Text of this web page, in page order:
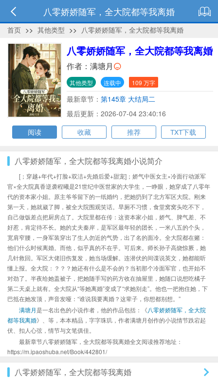
八零娇娇随军，全大院都等我离婚
首页 >> 其他类型 >> 八零娇娇随军，全大院都等我离婚
八零娇娇随军，全大院都等我离婚
作者： 满塘月
其他类型 连载中 109 万字
最新章节： 第145章 大结局二
最后更新：2026-07-04 23:40:16
阅读
收藏 推荐 TXT下载
八零娇娇随军，全大院都等我离婚小说简介
[；穿越+年代+打脸+双洁+先婚后爱+甜宠]；娇气中医女主×冷面行动派军
官×全大院真香逆袭程曦是21世纪中医世家的大学生，一睁眼，她穿成了八零年
代的资本家小姐。原主爷爷留下的一纸婚约，把她扔到了北方军区大院。刚来
第一天，她就崴了脚，被全大院围观笑话。旱厕不习惯，食堂窝窝头吃不下，
自己做饭差点把厨房点了。大院里都在传：这资本家小姐，娇气、脾气差、不
好惹，肯定待不长。她的丈夫秦岸，是军区最年轻的团长，一米八五的个头，
宽肩窄腰，一身军装穿出了生人勿近的气势，出了名的面冷。全大院都在赌：
他们什么时候离婚。而他，似乎真的不在乎。可后来。师长孙子高烧惊厥，她
几针救回。军区大佬旧伤复发，她当场缓解。连潜伏的间谍说英文，她都能听
懂上报。全大院：？？？她还有什么是不会的？当初那个冷面军官，也开始不
对劲了。半夜给她盖被子，把她随手写的药方收在抽屉里，她随口说想吃橘子
第二天桌上就有。全大院从“等她离婚”变成了“求她别走”。他也一把抱住她，下
巴抵在她发顶，声音发哑：“谁说我要离婚？这辈子，你想都别想。”
满塘月是一名出色的小说作者，他的作品包括：《八零娇娇随军，全大院
都等我离婚》、等，本本精品，字字珠玑，作者满塘月创作的小说情节跌宕起
伏、扣人心弦，情节与文笔俱佳。
最新章节八零娇娇随军，全大院都等我离婚全文阅读推荐地址：
https://m.ipaoshuba.net/Book/442801/
八零娇娇随军，全大院都等我离婚